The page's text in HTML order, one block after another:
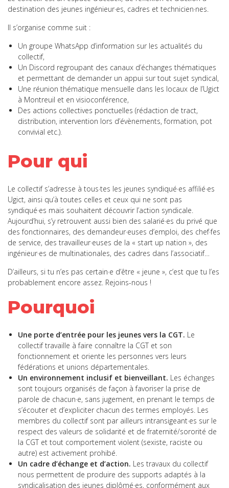
destination des jeunes ingénieur·es, cadres et technicien·nes.
Il s’organise comme suit :
Un groupe WhatsApp d’information sur les actualités du
collectif,
Un Discord regroupant des canaux d’échanges thématiques
et permettant de demander un appui sur tout sujet syndical,
Une réunion thématique mensuelle dans les locaux de l’Ugict
à Montreuil et en visioconférence,
Des actions collectives ponctuelles (rédaction de tract,
distribution, intervention lors d’évènements, formation, pot
convivial etc.).
Pour qui
Le collectif s’adresse à tous·tes les jeunes syndiqué·es affilié·es
Ugict, ainsi qu’à toutes celles et ceux qui ne sont pas
syndiqué·es mais souhaitent découvrir l’action syndicale.
Aujourd’hui, s’y retrouvent aussi bien des salarié·es du privé que
des fonctionnaires, des demandeur·euses d’emploi, des chef·fes
de service, des travailleur·euses de la « start up nation », des
ingénieur·es de multinationales, des cadres dans l’associatif…
D’ailleurs, si tu n’es pas certain·e d’être « jeune », c’est que tu l’es
probablement encore assez. Rejoins-nous !
Pourquoi
Une porte d’entrée pour les jeunes vers la CGT. Le
collectif travaille à faire connaître la CGT et son
fonctionnement et oriente les personnes vers leurs
fédérations et unions départementales.
Un environnement inclusif et bienveillant. Les échanges
sont toujours organisés de façon à favoriser la prise de
parole de chacun·e, sans jugement, en prenant le temps de
s’écouter et d’expliciter chacun des termes employés. Les
membres du collectif sont par ailleurs intransigeant·es sur le
respect des valeurs de solidarité et de fraternité/sororité de
la CGT et tout comportement violent (sexiste, raciste ou
autre) est activement prohibé.
Un cadre d’échange et d’action. Les travaux du collectif
nous permettent de produire des supports adaptés à la
syndicalisation des jeunes diplômé·es, conformément aux